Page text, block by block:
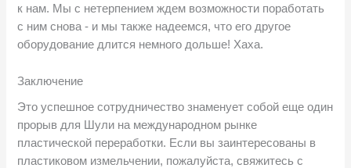
к нам. Мы с нетерпением ждем возможности поработать
с ним снова - и мы также надеемся, что его другое
оборудование длится немного дольше! Хаха.
Заключение
Это успешное сотрудничество знаменует собой еще один
прорыв для Шули на международном рынке
пластической переработки. Если вы заинтересованы в
пластиковом измельчении, пожалуйста, свяжитесь с